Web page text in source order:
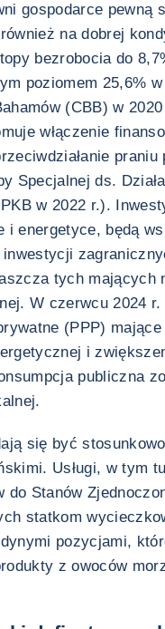
gospodarce pewną
na dobrej
bezrobocia do
poziomem 25,6%
(CBB) w
włączenie
Specjalnej ds.
w 2022 r.).
i energetyce, będą
tych mających
W czerwcu 2024 r.
(PPP)
i
publiczna
się być
Usługi, w tym
Stanów
statkom
pozycjami,
z owoców